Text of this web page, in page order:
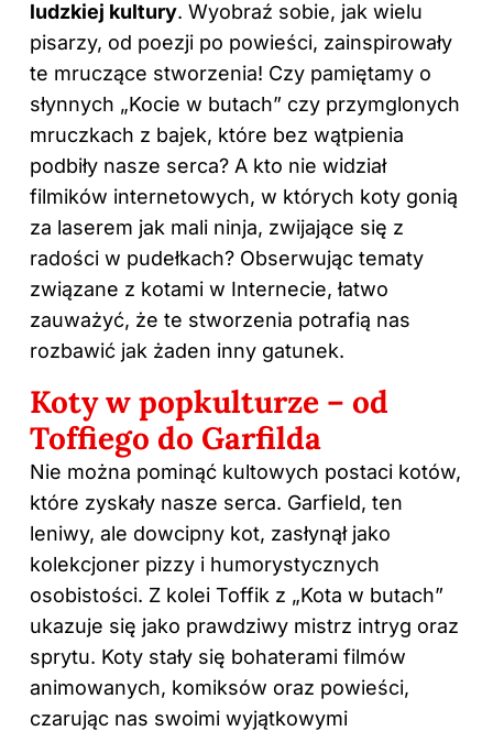
ludzkiej kultury. Wyobraź sobie, jak wielu
pisarzy, od poezji po powieści, zainspirowały
te mruczące stworzenia! Czy pamiętamy o
słynnych „Kocie w butach” czy przymglonych
mruczkach z bajek, które bez wątpienia
podbiły nasze serca? A kto nie widział
filmików internetowych, w których koty gonią
za laserem jak mali ninja, zwijające się z
radości w pudełkach? Obserwując tematy
związane z kotami w Internecie, łatwo
zauważyć, że te stworzenia potrafią nas
rozbawić jak żaden inny gatunek.
Koty w popkulturze – od
Toffiego do Garfilda
Nie można pominąć kultowych postaci kotów,
które zyskały nasze serca. Garfield, ten
leniwy, ale dowcipny kot, zasłynął jako
kolekcjoner pizzy i humorystycznych
osobistości. Z kolei Toffik z „Kota w butach”
ukazuje się jako prawdziwy mistrz intryg oraz
sprytu. Koty stały się bohaterami filmów
animowanych, komiksów oraz powieści,
czarując nas swoimi wyjątkowymi